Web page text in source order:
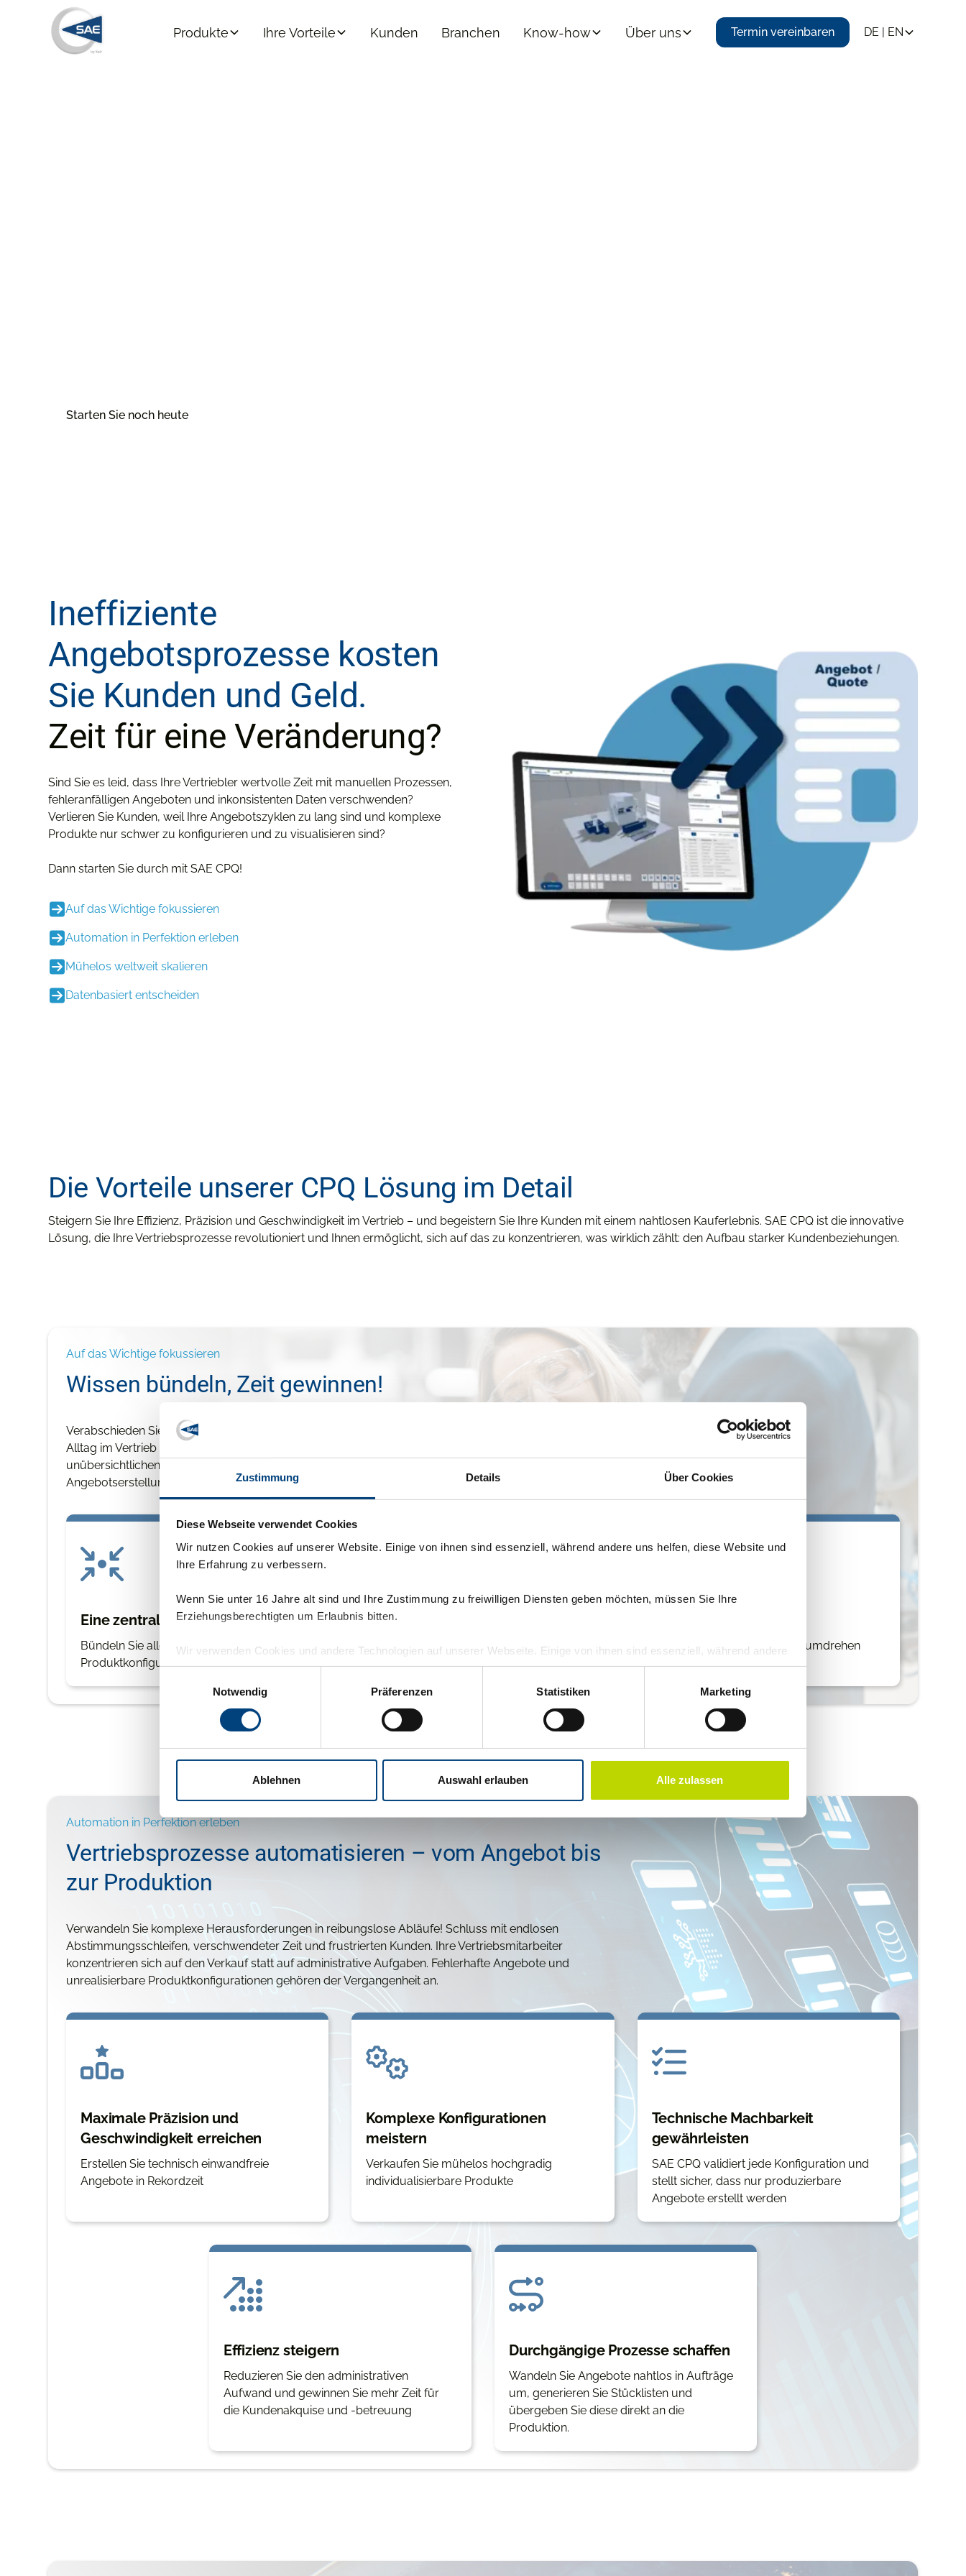
Zustimmung Details Über Cookies
Diese Webseite verwendet Cookies
Wir nutzen Cookies auf unserer Website. Einige von ihnen sind essenziell, während andere uns helfen, diese Website und
Ihre Erfahrung zu verbessern.
Wenn Sie unter 16 Jahre alt sind und Ihre Zustimmung zu freiwilligen Diensten geben möchten, müssen Sie Ihre
Erziehungsberechtigten um Erlaubnis bitten.
Wir verwenden Cookies und andere Technologien auf unserer Webseite. Einige von ihnen sind essenziell, während andere
uns helfen, diese Webseite und Ihre Erfahrung zu verbessern. Personenbezogene Daten können verarbeitet werden (z. B.
IP-Adressen), z. B. für personalisierte Anzeigen und Inhalte oder Anzeigen- und Inhaltsmessung. Weitere Informationen
Notwendig
Präferenzen Statistiken Marketing
Ablehnen Auswahl erlauben Alle zulassen
Produkte Ihre Vorteile Kunden Branchen Know-how Über uns Termin vereinbaren DE | EN
Starten Sie noch heute
Ineffiziente
Angebotsprozesse kosten
Sie Kunden und Geld.
Zeit für eine Veränderung?
Sind Sie es leid, dass Ihre Vertriebler wertvolle Zeit mit manuellen Prozessen,
fehleranfälligen Angeboten und inkonsistenten Daten verschwenden?
Verlieren Sie Kunden, weil Ihre Angebotszyklen zu lang sind und komplexe
Produkte nur schwer zu konfigurieren und zu visualisieren sind?
Dann starten Sie durch mit SAE CPQ!
Auf das Wichtige fokussieren
Automation in Perfektion erleben
Mühelos weltweit skalieren
Datenbasiert entscheiden
Die Vorteile unserer CPQ Lösung im Detail
Steigern Sie Ihre Effizienz, Präzision und Geschwindigkeit im Vertrieb – und begeistern Sie Ihre Kunden mit einem nahtlosen Kauferlebnis. SAE CPQ ist die innovative
Lösung, die Ihre Vertriebsprozesse revolutioniert und Ihnen ermöglicht, sich auf das zu konzentrieren, was wirklich zählt: den Aufbau starker Kundenbeziehungen.
Auf das Wichtige fokussieren
Wissen bündeln, Zeit gewinnen!
Verabschieden Sie sich von der Zettelwirtschaft und den ineffizienten Prozessen, die häufig noch den
Alltag im Vertrieb bestimmen! Schluss mit verstreuten Informationen in Excel-Listen, Aktenordnern und
unübersichtlichen Systemen. Schluss mit zeitaufwändigen, manuellen Prozessen bei der
Angebotserstellung, die Ihre Vertriebsmitarbeiter von ihren Kernaufgaben abhalten.
Eine zentrale Wissensdatenbank
Bündeln Sie alle relevanten Informationen – Vertriebsdokumente,
Produktkonfigurationen, Preislisten – an einem Ort
Automatisierte Prozesse ermöglichen es Ihnen, im Handumdrehen
fehlerfreie und individualisierte Angebote zu erstellen
Automation in Perfektion erleben
Vertriebsprozesse automatisieren – vom Angebot bis
zur Produktion
Verwandeln Sie komplexe Herausforderungen in reibungslose Abläufe! Schluss mit endlosen
Abstimmungsschleifen, verschwendeter Zeit und frustrierten Kunden. Ihre Vertriebsmitarbeiter
konzentrieren sich auf den Verkauf statt auf administrative Aufgaben. Fehlerhafte Angebote und
unrealisierbare Produktkonfigurationen gehören der Vergangenheit an.
Maximale Präzision und
Geschwindigkeit erreichen
Erstellen Sie technisch einwandfreie
Angebote in Rekordzeit
Komplexe Konfigurationen
meistern
Verkaufen Sie mühelos hochgradig
individualisierbare Produkte
Technische Machbarkeit
gewährleisten
SAE CPQ validiert jede Konfiguration und
stellt sicher, dass nur produzierbare
Angebote erstellt werden
Effizienz steigern
Reduzieren Sie den administrativen
Aufwand und gewinnen Sie mehr Zeit für
die Kundenakquise und -betreuung
Durchgängige Prozesse schaffen
Wandeln Sie Angebote nahtlos in Aufträge
um, generieren Sie Stücklisten und
übergeben Sie diese direkt an die
Produktion.